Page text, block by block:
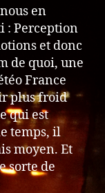
en
: Perception
et donc
de quoi, une
France
plus froid
qui est
temps, il
moyen. Et
sorte de